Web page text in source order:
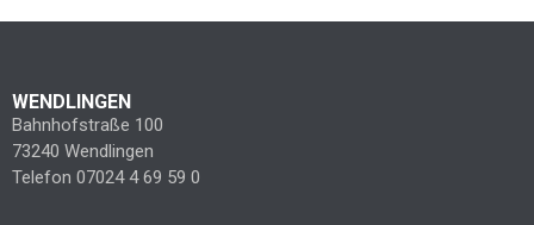
WENDLINGEN
Bahnhofstraße 100
73240 Wendlingen
Telefon 07024 4 69 59 0